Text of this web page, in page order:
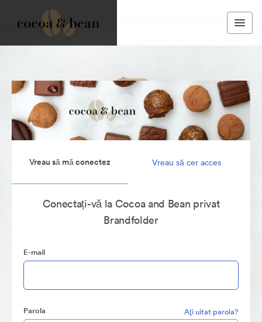
Vreau să mă conectez Vreau să cer acces
Conectați-vă la Cocoa and Bean privat
Brandfolder
E-mail
Parola Aţi uitat parola?